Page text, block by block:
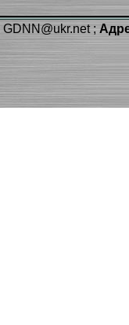
GDNN@ukr.net ;